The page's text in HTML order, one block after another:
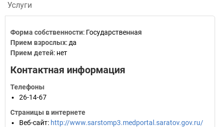
Услуги
Форма собственности: Государственная
Прием взрослых: да
Прием детей: нет
Контактная информация
Телефоны
26-14-67
Страницы в интернете
Веб-сайт: http://www.sarstomp3.medportal.saratov.gov.ru/